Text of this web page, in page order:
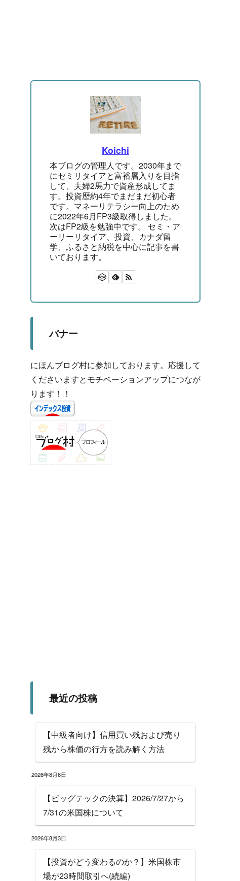
Koichi
本ブログの管理人です。2030年まで
にセミリタイアと富裕層入りを目指
して、夫婦2馬力で資産形成してま
す。投資歴約4年でまだまだ初心者
です。マネーリテラシー向上のため
に2022年6月FP3級取得しました。
次はFP2級を勉強中です。 セミ・ア
ーリーリタイア、投資、カナダ留
学、ふるさと納税を中心に記事を書
いております。
バナー
にほんブログ村に参加しております。応援して
くださいますとモチベーションアップにつなが
ります！！
最近の投稿
【中級者向け】信用買い残および売り
残から株価の行方を読み解く方法
2026年8月6日
【ビッグテックの決算】2026/7/27から
7/31の米国株について
2026年8月3日
【投資がどう変わるのか？】米国株市
場が23時間取引へ(続編)